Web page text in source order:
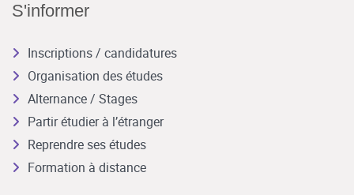
S'informer
Inscriptions / candidatures
Organisation des études
Alternance / Stages
Partir étudier à l’étranger
Reprendre ses études
Formation à distance